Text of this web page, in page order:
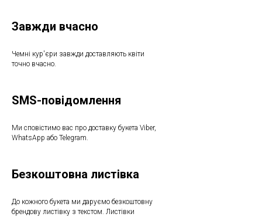
Завжди вчасно
Чемні кур'єри завжди доставляють квіти
точно вчасно.
SMS-повідомлення
Ми сповістимо вас про доставку букета Viber,
WhatsApp або Telegram.
Безкоштовна листівка
До кожного букета ми даруємо безкоштовну
брендову листівку з текстом. Листівки